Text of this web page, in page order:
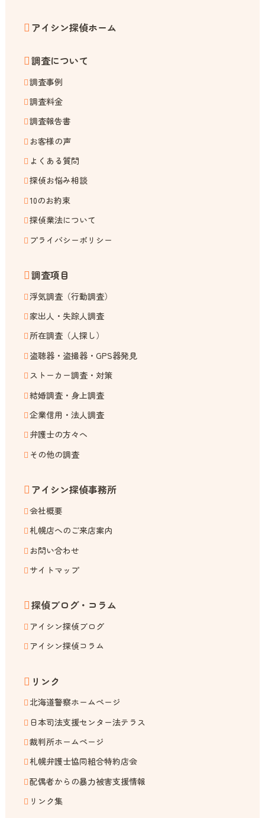
アイシン探偵ホーム
調査について
調査事例
調査料金
調査報告書
お客様の声
よくある質問
探偵お悩み相談
10のお約束
探偵業法について
プライバシーポリシー
調査項目
浮気調査（行動調査）
家出人・失踪人調査
所在調査（人探し）
盗聴器・盗撮器・GPS器発見
ストーカー調査・対策
結婚調査・身上調査
企業信用・法人調査
弁護士の方々へ
その他の調査
アイシン探偵事務所
会社概要
札幌店へのご来店案内
お問い合わせ
サイトマップ
探偵ブログ・コラム
アイシン探偵ブログ
アイシン探偵コラム
リンク
北海道警察ホームページ
日本司法支援センター法テラス
裁判所ホームページ
札幌弁護士協同組合特約店会
配偶者からの暴力被害支援情報
リンク集